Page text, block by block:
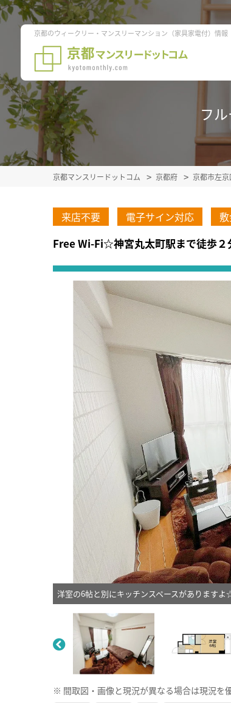
京都のウィークリー・マンスリーマンション（家具家電付）情報
フ
京都マンスリードットコム 京都府 京都市左京
来店不要 電子サイン対応
Free Wi-Fi☆神宮丸太町駅まで徒歩
洋室の6帖と別にキッチンスペースがあります
※ 間取図・画像と現況が異なる場合は現況を